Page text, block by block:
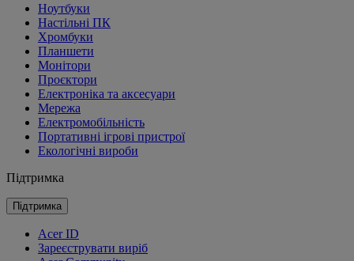
Ноутбуки
Настільні ПК
Хромбуки
Планшети
Монітори
Проєктори
Електроніка та аксесуари
Мережа
Електромобільність
Портативні ігрові пристрої
Екологічні вироби
Підтримка
Підтримка
Acer ID
Зареєструвати виріб